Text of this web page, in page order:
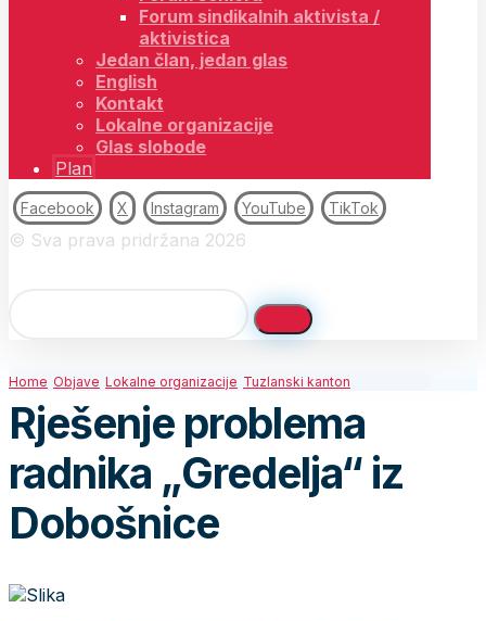
Forum sindikalnih aktivista /
aktivistica
Jedan član, jedan glas
English
Kontakt
Lokalne organizacije
Glas slobode
Plan
Facebook X Instagram YouTube TikTok
© Sva prava pridržana 2026
Home Objave Lokalne organizacije Tuzlanski kanton
Rješenje problema
radnika „Gredelja“ iz
Dobošnice